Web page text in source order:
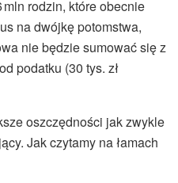
mln rodzin, które obecnie
na dwójkę potomstwa,
nie będzie sumować się z
podatku (30 tys. zł
oszczędności jak zwykle
Jak czytamy na łamach